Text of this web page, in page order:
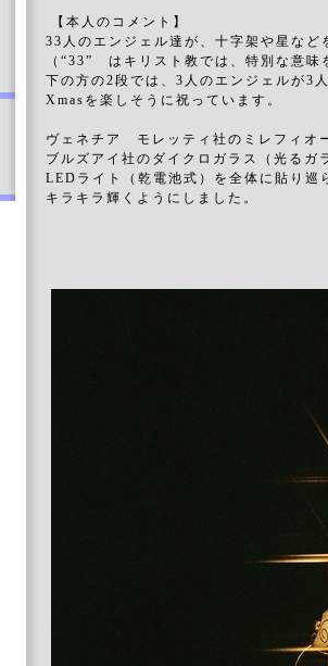
【本人のコメント】
33人のエンジェル達が、十字架や星など
（“33” はキリスト教では、特別な意味
下の方の2段では、3人のエンジェルが3
Xmasを楽しそうに祝っています。
ヴェネチア モレッティ社のミレフィオ
ブルズアイ社のダイクロガラス（光るガ
LEDライト（乾電池式）を全体に貼り巡
キラキラ輝くようにしました。